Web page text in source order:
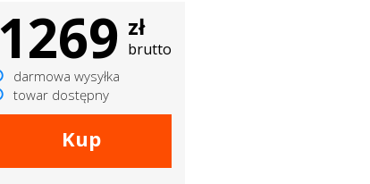
1269 zł
brutto
darmowa wysyłka
towar dostępny
Kup